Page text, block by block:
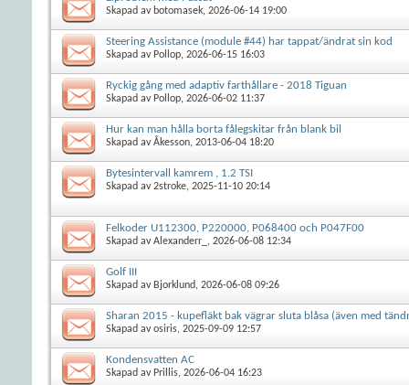
Skapad av botomasek, 2026-06-14 19:00
Steering Assistance (module #44) har tappat/ändrat sin kod
Skapad av Pollop, 2026-06-15 16:03
Ryckig gång med adaptiv farthållare - 2018 Tiguan
Skapad av Pollop, 2026-06-02 11:37
Hur kan man hålla borta fålegskitar från blank bil
Skapad avÅkesson, 2013-06-04 18:20
Bytesintervall kamrem , 1.2 TSI
Skapad av2stroke, 2025-11-10 20:14
Felkoder U112300, P220000, P068400 och P047F00
Skapad avAlexanderr_ , 2026-06-08 12:34
Golf III
Skapad av Bjorklund, 2026-06-08 09:26
Sharan 2015 - kupefläkt bak vägrar sluta blåsa (även med
Skapad avosiris, 2025-09-09 12:57
Kondensvatten AC
Skapad av Prillis, 2026-06-04 16:23